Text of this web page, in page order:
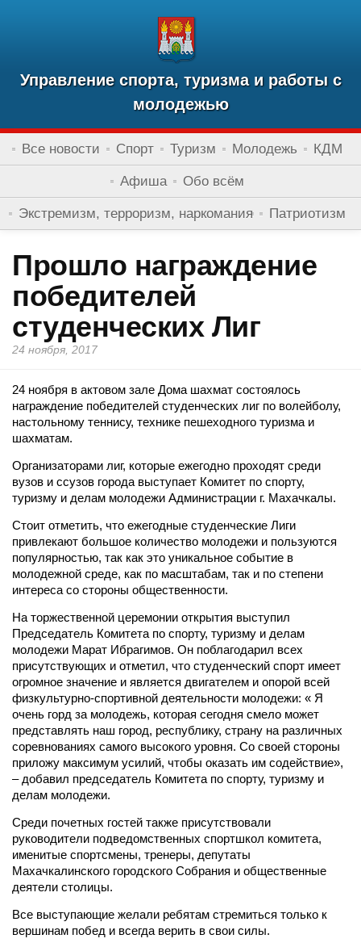
Управление спорта, туризма и работы с
молодежью
Все новости Спорт Туризм Молодежь КДМ
Афиша Обо всём
Экстремизм, терроризм, наркомания Патриотизм
Прошло награждение
победителей
студенческих Лиг
24 ноября, 2017
24 ноября в актовом зале Дома шахмат состоялось
награждение победителей студенческих лиг по волейболу,
настольному теннису, технике пешеходного туризма и
шахматам.
Организаторами лиг, которые ежегодно проходят среди
вузов и ссузов города выступает Комитет по спорту,
туризму и делам молодежи Администрации г. Махачкалы.
Стоит отметить, что ежегодные студенческие Лиги
привлекают большое количество молодежи и пользуются
популярностью, так как это уникальное событие в
молодежной среде, как по масштабам, так и по степени
интереса со стороны общественности.
На торжественной церемонии открытия выступил
Председатель Комитета по спорту, туризму и делам
молодежи Марат Ибрагимов. Он поблагодарил всех
присутствующих и отметил, что студенческий спорт имеет
огромное значение и является двигателем и опорой всей
физкультурно-спортивной деятельности молодежи: « Я
очень горд за молодежь, которая сегодня смело может
представлять наш город, республику, страну на различных
соревнованиях самого высокого уровня. Со своей стороны
приложу максимум усилий, чтобы оказать им содействие»,
– добавил председатель Комитета по спорту, туризму и
делам молодежи.
Среди почетных гостей также присутствовали
руководители подведомственных спортшкол комитета,
именитые спортсмены, тренеры, депутаты
Махачкалинского городского Собрания и общественные
деятели столицы.
Все выступающие желали ребятам стремиться только к
вершинам побед и всегда верить в свои силы.